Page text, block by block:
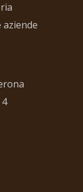
aziende